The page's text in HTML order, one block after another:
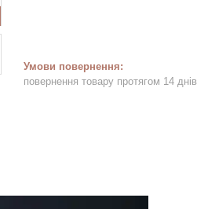
повернення товару протягом 14 днів